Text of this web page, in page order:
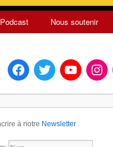
Podcast Nous soutenir
à notre Newsletter